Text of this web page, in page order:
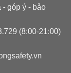
- góp ý - bảo
(8:00-21:00)